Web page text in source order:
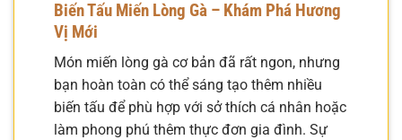
Biến Tấu Miến Lòng Gà – Khám Phá Hương
Vị Mới
Món miến lòng gà cơ bản đã rất ngon, nhưng
bạn hoàn toàn có thể sáng tạo thêm nhiều
biến tấu để phù hợp với sở thích cá nhân hoặc
làm phong phú thêm thực đơn gia đình. Sự